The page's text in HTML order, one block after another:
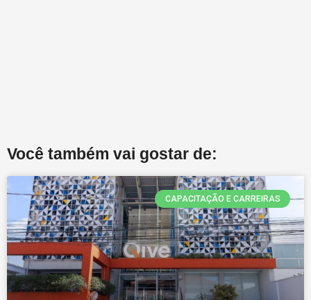
Você também vai gostar de:
CAPACITAÇÃO E CARREIRAS